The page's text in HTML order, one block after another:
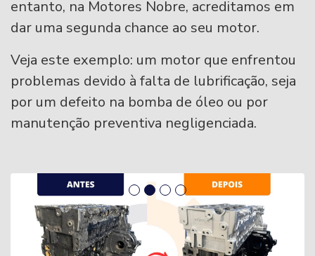
entanto, na Motores Nobre, acreditamos em
dar uma segunda chance ao seu motor.
Veja este exemplo: um motor que enfrentou
problemas devido à falta de lubrificação, seja
por um defeito na bomba de óleo ou por
manutenção preventiva negligenciada.